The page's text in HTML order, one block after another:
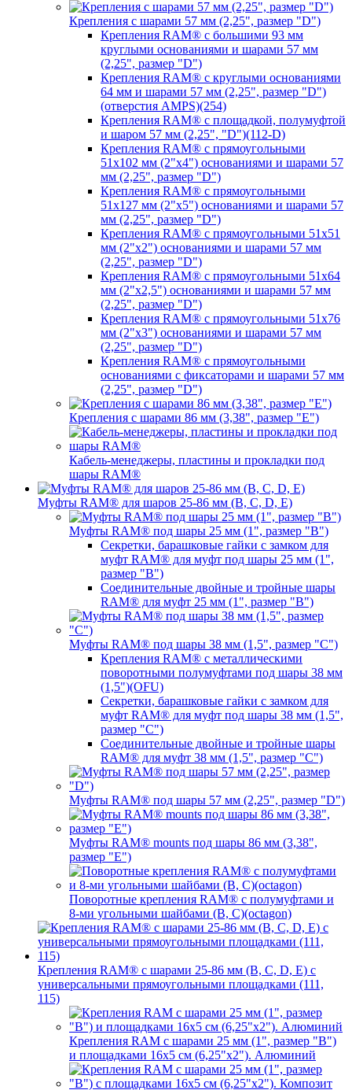
Крепления с шарами 57 мм (2,25", размер "D")
Крепления RAM® с большими 93 мм
круглыми основаниями и шарами 57 мм
(2,25", размер "D")
Крепления RAM® с круглыми основаниями
64 мм и шарами 57 мм (2,25", размер "D")
(отверстия AMPS)(254)
Крепления RAM® с площадкой, полумуфтой
и шаром 57 мм (2,25", "D")(112-D)
Крепления RAM® с прямоугольными
51х102 мм (2"х4") основаниями и шарами 57
мм (2,25", размер "D")
Крепления RAM® с прямоугольными
51х127 мм (2"х5") основаниями и шарами 57
мм (2,25", размер "D")
Крепления RAM® с прямоугольными 51х51
мм (2"х2") основаниями и шарами 57 мм
(2,25", размер "D")
Крепления RAM® с прямоугольными 51х64
мм (2"х2,5") основаниями и шарами 57 мм
(2,25", размер "D")
Крепления RAM® с прямоугольными 51х76
мм (2"х3") основаниями и шарами 57 мм
(2,25", размер "D")
Крепления RAM® с прямоугольными
основаниями с фиксаторами и шарами 57 мм
(2,25", размер "D")
Крепления с шарами 86 мм (3,38", размер "E")
Кабель-менеджеры, пластины и прокладки под
шары RAM®
Муфты RAM® для шаров 25-86 мм (B, C, D, E)
Муфты RAM® под шары 25 мм (1", размер "B")
Секретки, барашковые гайки с замком для
муфт RAM® для муфт под шары 25 мм (1",
размер "B")
Соединительные двойные и тройные шары
RAM® для муфт 25 мм (1", размер "B")
Муфты RAM® под шары 38 мм (1,5", размер "C")
Крепления RAM® с металлическими
поворотными полумуфтами под шары 38 мм
(1,5")(OFU)
Секретки, барашковые гайки с замком для
муфт RAM® для муфт под шары 38 мм (1,5",
размер "C")
Соединительные двойные и тройные шары
RAM® для муфт 38 мм (1,5", размер "C")
Муфты RAM® под шары 57 мм (2,25", размер "D")
Муфты RAM® mounts под шары 86 мм (3,38",
размер "E")
Поворотные крепления RAM® c полумуфтами и
8-ми угольными шайбами (B, C)(octagon)
Крепления RAM® с шарами 25-86 мм (B, C, D, E) с
универсальными прямоугольными площадками (111,
115)
Крепления RAM с шарами 25 мм (1", размер "B")
и площадками 16х5 см (6,25"х2"). Алюминий